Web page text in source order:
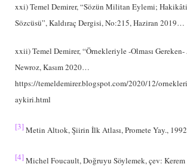
xxi) Temel Demirer, “Sözün Militan Eylemi;
Sözcüsü”, Kaldıraç Dergisi, No:215, Haziran 2019…
xxii) Temel Demirer, “Örnekleriyle -Olması Gereken-
Newroz, Kasım 2020…
https://temeldemirer.blogspot.com/2020/12/
aykiri.html
[3]Metin Altıok, Şiirin İlk Atlası, Promete Yay.,
[4]Michel Foucault, Doğruyu Söylemek, çev: Kerem